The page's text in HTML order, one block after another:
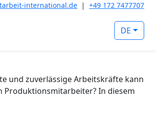
international.de | +49 172 7477707
DE
und zuverlässige Arbeitskräfte kann
In diesem